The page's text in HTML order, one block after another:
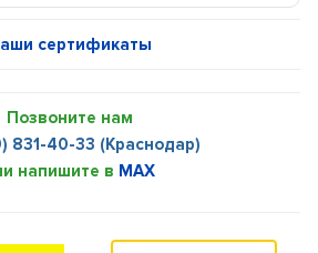
сертификаты
Позвоните нам
831-40-33 (Краснодар)
напишите в MAX